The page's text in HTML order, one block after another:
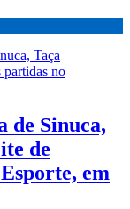
de Sinuca,
de
em